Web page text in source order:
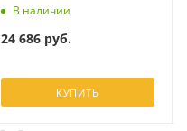
В наличии
24 686руб.
КУПИТЬ